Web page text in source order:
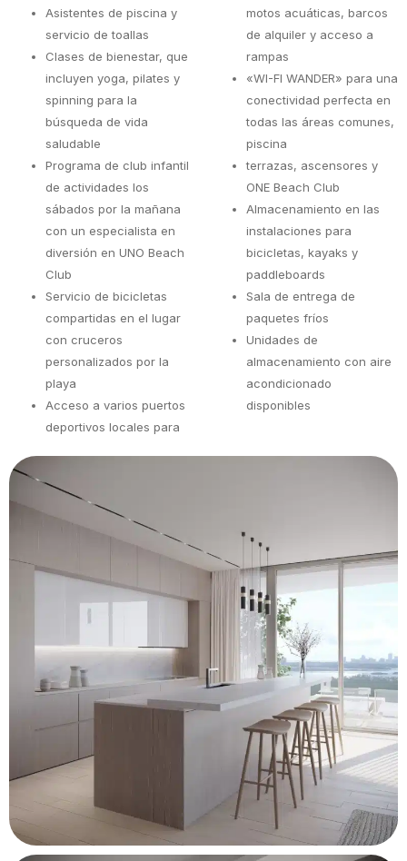
Asistentes de piscina y
servicio de toallas
Clases de bienestar, que
incluyen yoga, pilates y
spinning para la
búsqueda de vida
saludable
Programa de club infantil
de actividades los
sábados por la mañana
con un especialista en
diversión en UNO Beach
Club
Servicio de bicicletas
compartidas en el lugar
con cruceros
personalizados por la
playa
Acceso a varios puertos
deportivos locales para
motos acuáticas, barcos
de alquiler y acceso a
rampas
«WI-FI WANDER» para una
conectividad perfecta en
todas las áreas comunes,
piscina
terrazas, ascensores y
ONE Beach Club
Almacenamiento en las
instalaciones para
bicicletas, kayaks y
paddleboards
Sala de entrega de
paquetes fríos
Unidades de
almacenamiento con aire
acondicionado
disponibles